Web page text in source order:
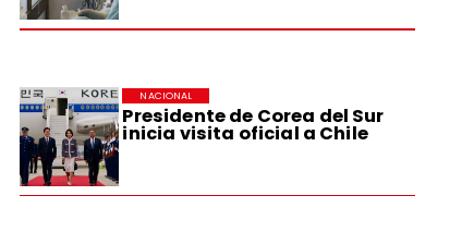
Presidente de Corea del Sur
inicia visita oficial a Chile
NACIONAL